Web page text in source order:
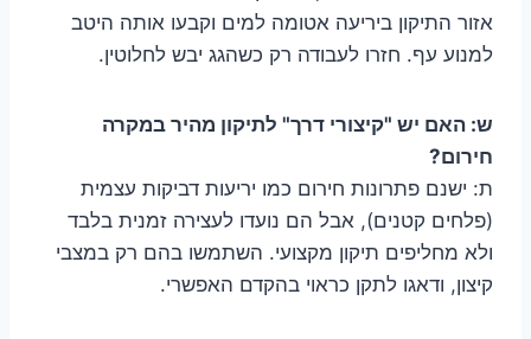
אזור התיקון ביריעה אטומה למים וקבעו אותה היטב
למנוע עף. חזרו לעבודה רק כשהגג יבש לחלוטין.
ש: האם יש "קיצורי דרך" לתיקון מהיר במקרה
חירום?
ת: ישנם פתרונות חירום כמו יריעות דביקות עצמית
(פלחים קטנים), אבל הם נועדו לעצירה זמנית בלבד
ולא מחליפים תיקון מקצועי. השתמשו בהם רק במצבי
קיצון, ודאגו לתקן כראוי בהקדם האפשרי.